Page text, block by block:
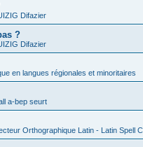
Difazier
?
Difazier
en langues régionales et minoritaires
a-bep seurt
Orthographique Latin - Latin Spell